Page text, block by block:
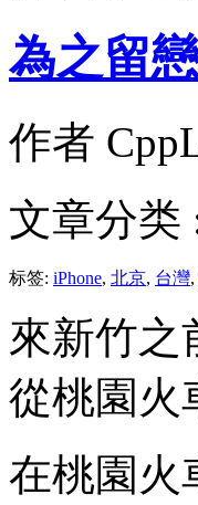
為之留
作者
文章分类
标签: iPhone, 北京, 台灣,
來新竹之
從桃園火
在桃園火